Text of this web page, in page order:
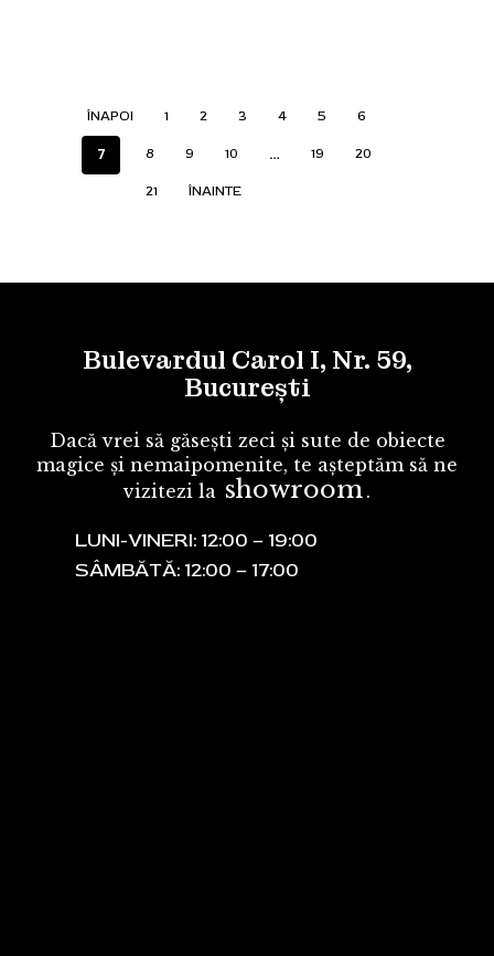
ÎNAPOI 1 2 3 4 5 6
7 8 9 10 … 19 20
21 ÎNAINTE
Bulevardul Carol I, Nr. 59,
București
Dacă vrei să găsești zeci și sute de obiecte
magice și nemaipomenite, te așteptăm să ne
vizitezi la showroom .
LUNI-VINERI: 12:00 – 19:00
SÂMBĂTĂ: 12:00 – 17:00